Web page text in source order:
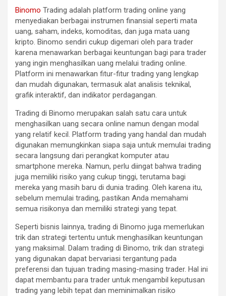
Binomo Trading adalah platform trading online yang
menyediakan berbagai instrumen finansial seperti mata
uang, saham, indeks, komoditas, dan juga mata uang
kripto. Binomo sendiri cukup digemari oleh para trader
karena menawarkan berbagai keuntungan bagi para trader
yang ingin menghasilkan uang melalui trading online.
Platform ini menawarkan fitur-fitur trading yang lengkap
dan mudah digunakan, termasuk alat analisis teknikal,
grafik interaktif, dan indikator perdagangan.
Trading di Binomo merupakan salah satu cara untuk
menghasilkan uang secara online namun dengan modal
yang relatif kecil. Platform trading yang handal dan mudah
digunakan memungkinkan siapa saja untuk memulai trading
secara langsung dari perangkat komputer atau
smartphone mereka. Namun, perlu diingat bahwa trading
juga memiliki risiko yang cukup tinggi, terutama bagi
mereka yang masih baru di dunia trading. Oleh karena itu,
sebelum memulai trading, pastikan Anda memahami
semua risikonya dan memiliki strategi yang tepat.
Seperti bisnis lainnya, trading di Binomo juga memerlukan
trik dan strategi tertentu untuk menghasilkan keuntungan
yang maksimal. Dalam trading di Binomo, trik dan strategi
yang digunakan dapat bervariasi tergantung pada
preferensi dan tujuan trading masing-masing trader. Hal ini
dapat membantu para trader untuk mengambil keputusan
trading yang lebih tepat dan meminimalkan risiko